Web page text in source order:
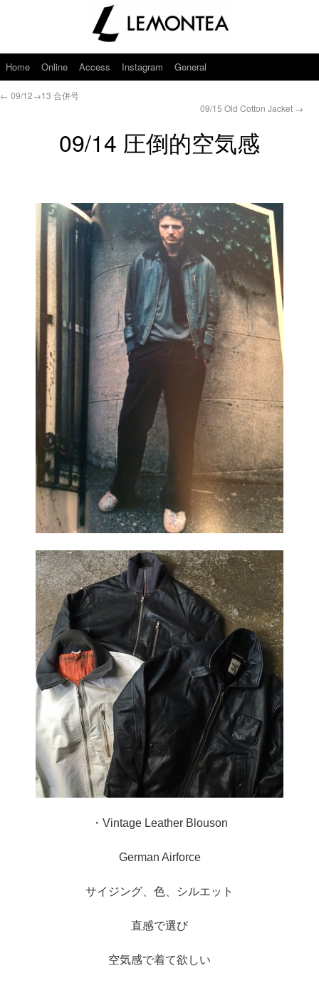
Home Online Access Instagram General
← 09/12→13 合併号
09/15 Old Cotton Jacket →
09/14 圧倒的空気感
・Vintage Leather Blouson
German Airforce
サイジング、色、シルエット
直感で選び
空気感で着て欲しい